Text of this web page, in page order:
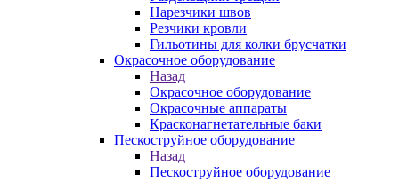
Нарезчики швов
Резчики кровли
Гильотины для колки брусчатки
Окрасочное оборудование
Назад
Окрасочное оборудование
Окрасочные аппараты
Красконагнетательные баки
Пескоструйное оборудование
Назад
Пескоструйное оборудование